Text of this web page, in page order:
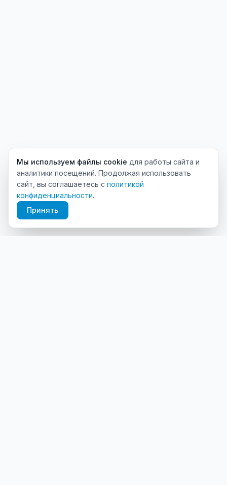
Мы используем файлы cookie для работы сайта и
аналитики посещений. Продолжая использовать
сайт, вы соглашаетесь с политикой
конфиденциальности.
Принять